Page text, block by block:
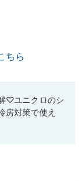
ちら
♡ユニクロのシ
房対策で使え